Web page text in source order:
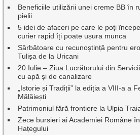
Beneficiile utilizării unei creme BB în
pielii
5 idei de afaceri pe care le poți
curier rapid îți poate ușura munca
Sărbătoare cu recunoștință pentru
Tulișa de la Uricani
20 Iulie – Ziua Lucrătorului din
cu apă și de canalizare
„Istorie și Tradiții” la ediția a VIII-a a
Mălăiești
Patrimoniul fără frontiere la Ulpia
Zece bursieri ai Academiei Române
Hațegului